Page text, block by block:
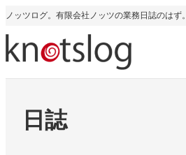
内
を
ス
ノッツログ。有限会社ノッツの業務日誌のはず。
日誌